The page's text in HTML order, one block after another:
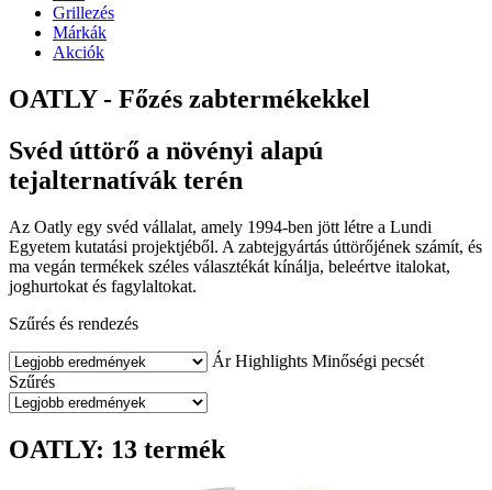
Grillezés
Márkák
Akciók
OATLY - Főzés zabtermékekkel
Svéd úttörő a növényi alapú
tejalternatívák terén
Az Oatly egy svéd vállalat, amely 1994-ben jött létre a Lundi
Egyetem kutatási projektjéből. A zabtejgyártás úttörőjének számít, és
ma vegán termékek széles választékát kínálja, beleértve italokat,
joghurtokat és fagylaltokat.
Szűrés és rendezés
Ár Highlights Minőségi pecsét
Szűrés
OATLY: 13 termék